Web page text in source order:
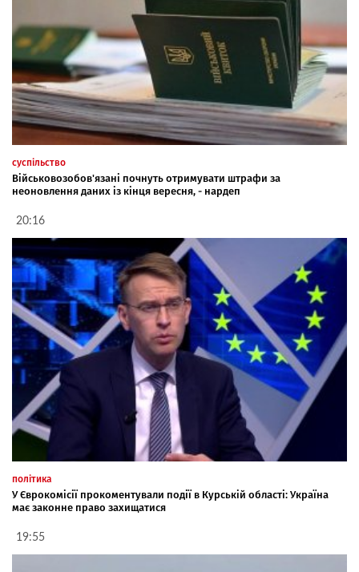
суспільство
Військовозобов'язані почнуть отримувати штрафи за
неоновлення даних із кінця вересня, - нардеп
20:16
політика
У Єврокомісії прокоментували події в Курській області: Україна
має законне право захищатися
19:55